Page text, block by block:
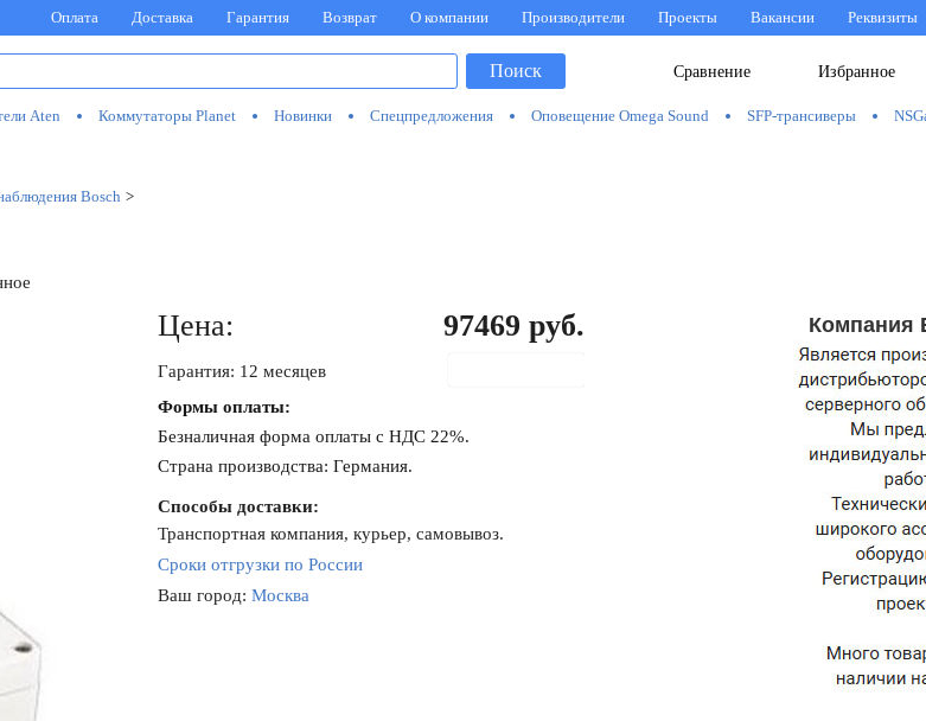
Оплата Доставка Гарантия Возврат О компании Производители Проекты Вакансии Реквизиты
Избранное
Сравнение
Поиск
Aten Коммутаторы Planet Новинки Спецпредложения Оповещение Omega Sound SFP-трансиверы
Bosch >
Цена: 97469 руб.
Гарантия: 12 месяцев
Формы оплаты:
Безналичная форма оплаты с НДС 22%.
Страна производства: Германия.
Способы доставки:
Транспортная компания, курьер, самовывоз.
Сроки отгрузки по России
Ваш город: Москва
Компания